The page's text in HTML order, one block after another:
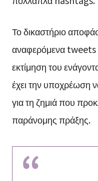
Το δικαστήριο
αναφερόμενα tweets
εκτίμηση του
έχει την υποχρέωση
για τη ζημιά που
παράνομης πράξης.